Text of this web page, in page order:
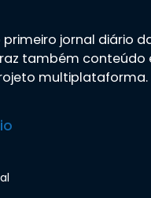
primeiro jornal diário
também conteúdo
multiplataforma.